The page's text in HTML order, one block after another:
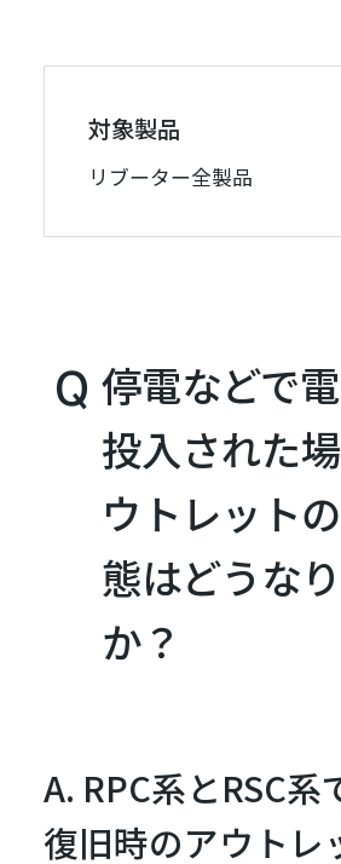
対象製品
リブーター全製品
停電などで
投入された
ウトレット
態はどうな
か？
A. RPC系とRSC系
復旧時のアウトレ